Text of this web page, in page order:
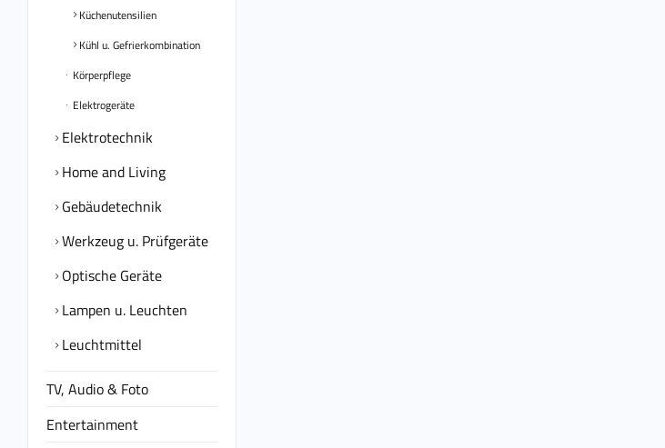
Küchenutensilien
Kühl u. Gefrierkombination
Körperpflege
Elektrogeräte
Elektrotechnik
Home and Living
Gebäudetechnik
Werkzeug u. Prüfgeräte
Optische Geräte
Lampen u. Leuchten
Leuchtmittel
TV, Audio & Foto
Entertainment